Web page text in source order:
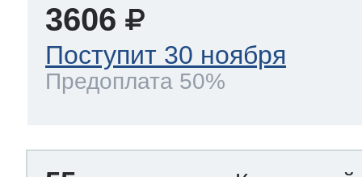
3606
Поступит 30 ноября
Предоплата 50%